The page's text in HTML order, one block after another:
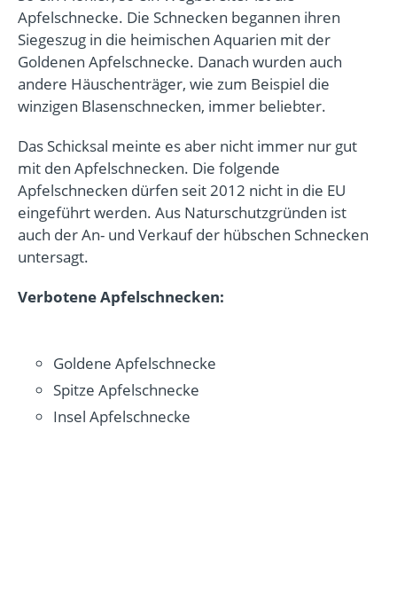
Apfelschnecke. Die Schnecken begannen ihren
Siegeszug in die heimischen Aquarien mit der
Goldenen Apfelschnecke. Danach wurden auch
andere Häuschenträger, wie zum Beispiel die
winzigen Blasenschnecken, immer beliebter.
Das Schicksal meinte es aber nicht immer nur gut
mit den Apfelschnecken. Die folgende
Apfelschnecken dürfen seit 2012 nicht in die EU
eingeführt werden. Aus Naturschutzgründen ist
auch der An- und Verkauf der hübschen Schnecken
untersagt.
Verbotene Apfelschnecken:
Goldene Apfelschnecke
Spitze Apfelschnecke
Insel Apfelschnecke